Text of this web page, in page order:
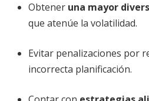
Obtener una mayor
que atenúe la volatilidad.
Evitar penalizaciones por
incorrecta planificación.